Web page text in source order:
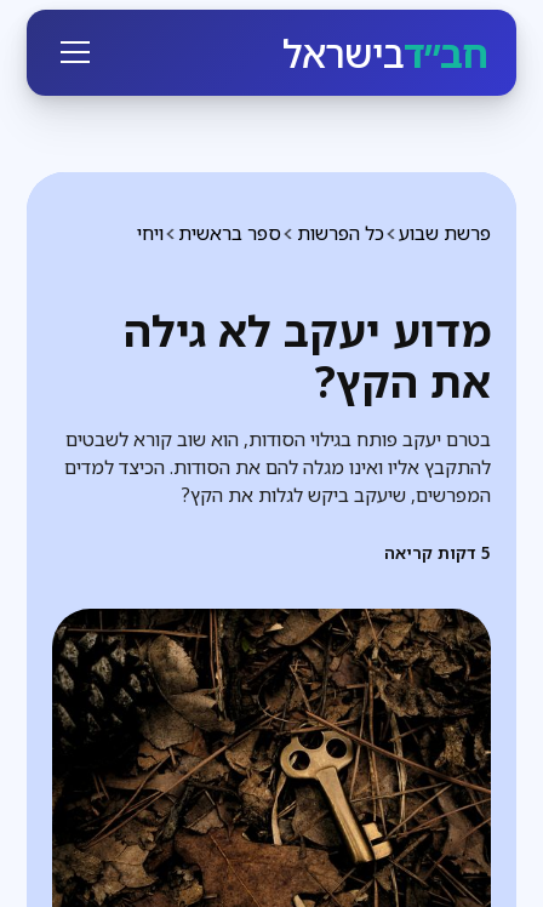
חב״דבישראל
ויחי ספר בראשית כל הפרשות פרשת שבוע
מדוע יעקב לא גילה
את הקץ?
בטרם יעקב פותח בגילוי הסודות, הוא שוב קורא לשבטים
להתקבץ אליו ואינו מגלה להם את הסודות. הכיצד למדים
המפרשים, שיעקב ביקש לגלות את הקץ?
5דקות קריאה